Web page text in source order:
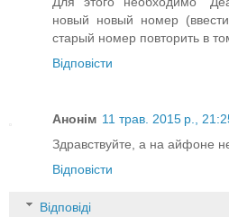
новый новый номер
старый номер повторить в
Відповісти
Анонім 11 трав. 2015 р.,
Здравствуйте, а на айфоне
Відповісти
Відповіді